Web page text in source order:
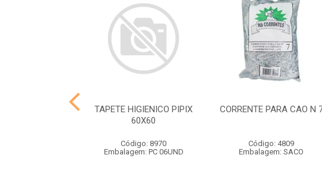
TAPETE HIGIENICO PIPIX
60X60
Código: 8970
Embalagem: PC 06UND
CORRENTE PARA CAO N
Código: 4809
Embalagem: SACO